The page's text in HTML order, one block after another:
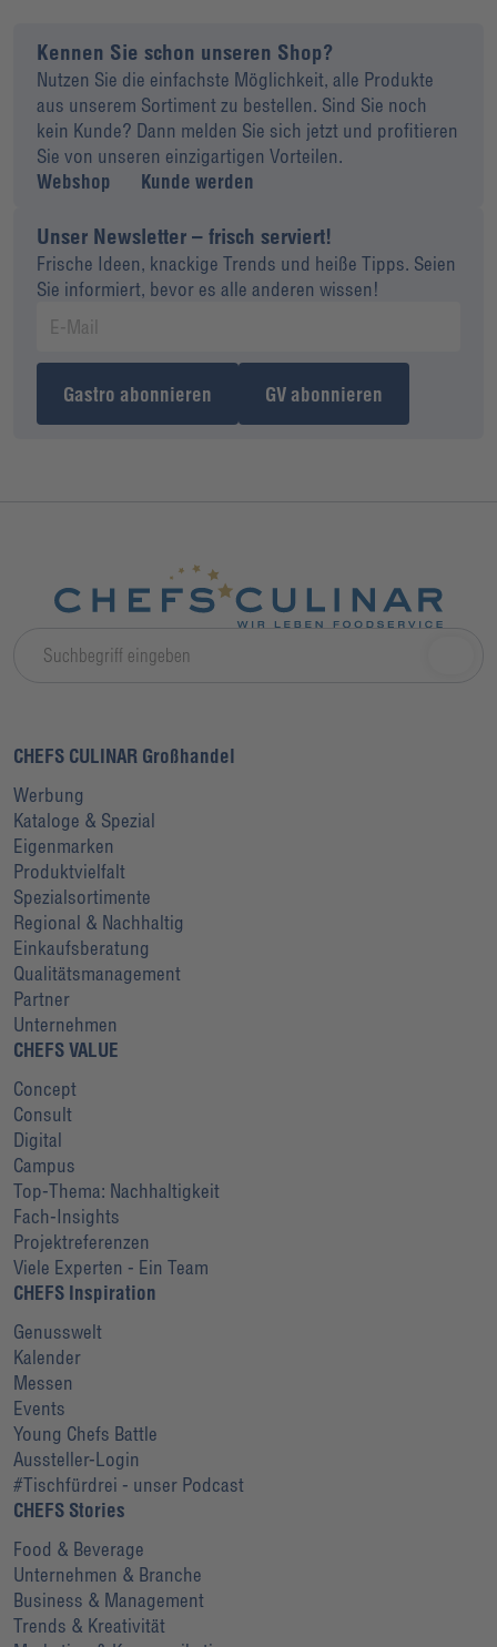
Kennen Sie schon unseren Shop?
Nutzen Sie die einfachste Möglichkeit, alle Produkte
aus unserem Sortiment zu bestellen. Sind Sie noch
kein Kunde? Dann melden Sie sich jetzt und profitieren
Sie von unseren einzigartigen Vorteilen.
Webshop
Kunde werden
Unser Newsletter – frisch serviert!
Frische Ideen, knackige Trends und heiße Tipps. Seien
Sie informiert, bevor es alle anderen wissen!
Gastro abonnieren GV abonnieren
CHEFS CULINAR Großhandel
Werbung
Kataloge & Spezial
Eigenmarken
Produktvielfalt
Spezialsortimente
Regional & Nachhaltig
Einkaufsberatung
Qualitätsmanagement
Partner
Unternehmen
CHEFS VALUE
Concept
Consult
Digital
Campus
Top-Thema: Nachhaltigkeit
Fach-Insights
Projektreferenzen
Viele Experten - Ein Team
CHEFS Inspiration
Genusswelt
Kalender
Messen
Events
Young Chefs Battle
Aussteller-Login
#Tischfürdrei - unser Podcast
CHEFS Stories
Food & Beverage
Unternehmen & Branche
Business & Management
Trends & Kreativität